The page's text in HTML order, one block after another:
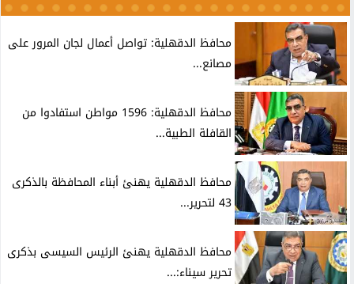
محافظ الدقهلية: تواصل أعمال لجان المرور على
مصانع...
محافظ الدقهلية: 1596 مواطن استفادوا من
القافلة الطبية...
محافظ الدقهلية يهنئ أبناء المحافظة بالذكرى
43 لتحرير...
محافظ الدقهلية يهنئ الرئيس السيسى بذكرى
تحرير سيناء:...